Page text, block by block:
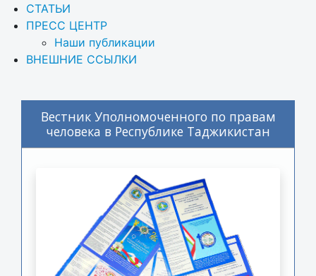
СТАТЬИ
ПРЕСС ЦЕНТР
Наши публикации
ВНЕШНИЕ ССЫЛКИ
Вестник Уполномоченного по правам
человека в Республике Таджикистан